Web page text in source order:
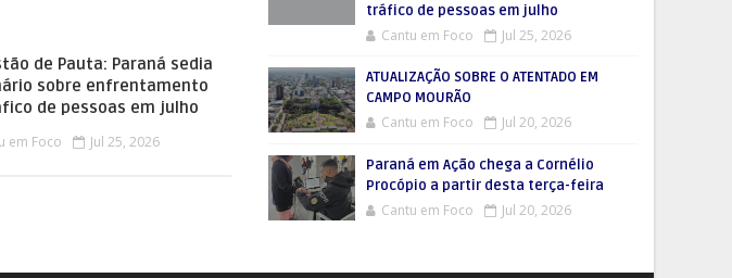
de Pauta: Paraná sedia
sobre enfrentamento
de pessoas em julho
em Foco Jul 25, 2026
tráfico de pessoas em julho
Cantu em Foco Jul 25, 2026
ATUALIZAÇÃO SOBRE O ATENTADO EM
CAMPO MOURÃO
Cantu em Foco Jul 20, 2026
Paraná em Ação chega a Cornélio
Procópio a partir desta terça-feira
Cantu em Foco Jul 20, 2026